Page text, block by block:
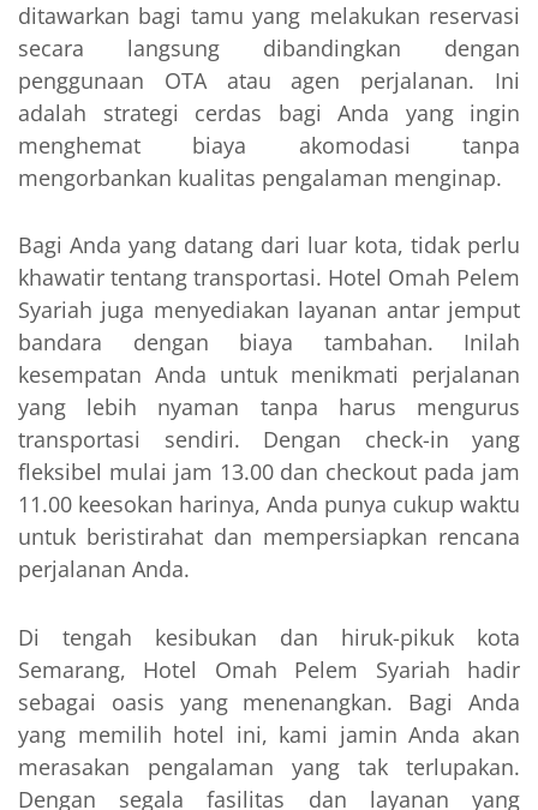
ditawarkan bagi tamu yang melakukan reservasi
secara langsung dibandingkan dengan
penggunaan OTA atau agen perjalanan. Ini
adalah strategi cerdas bagi Anda yang ingin
menghemat biaya akomodasi tanpa
mengorbankan kualitas pengalaman menginap.
Bagi Anda yang datang dari luar kota, tidak perlu
khawatir tentang transportasi. Hotel Omah Pelem
Syariah juga menyediakan layanan antar jemput
bandara dengan biaya tambahan. Inilah
kesempatan Anda untuk menikmati perjalanan
yang lebih nyaman tanpa harus mengurus
transportasi sendiri. Dengan check-in yang
fleksibel mulai jam 13.00 dan checkout pada jam
11.00 keesokan harinya, Anda punya cukup waktu
untuk beristirahat dan mempersiapkan rencana
perjalanan Anda.
Di tengah kesibukan dan hiruk-pikuk kota
Semarang, Hotel Omah Pelem Syariah hadir
sebagai oasis yang menenangkan. Bagi Anda
yang memilih hotel ini, kami jamin Anda akan
merasakan pengalaman yang tak terlupakan.
Dengan segala fasilitas dan layanan yang